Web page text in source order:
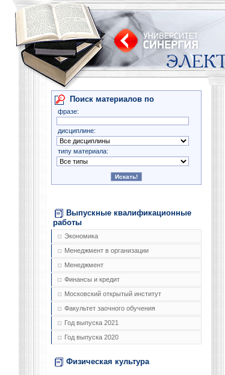
Поиск материалов по
фразе:
дисциплине:
типу материала:
Выпускные квалификационные
работы
Экономика
Менеджмент в организации
Менеджмент
Финансы и кредит
Московский открытый институт
Факультет заочного обучения
Год выпуска 2021
Год выпуска 2020
Физическая культура